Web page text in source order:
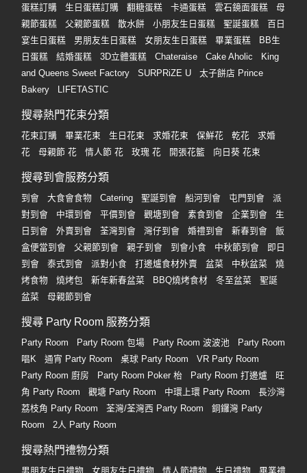
蛋糕訂購 生日蛋糕訂購 翻糖蛋糕 卡通蛋糕 雲石鏡面蛋糕
母
親節蛋糕
父親節蛋糕 散水餅 小朋友生日蛋糕 聖誕蛋糕
百日
宴生日蛋糕
男朋友生日蛋糕 女朋友生日蛋糕 畢業蛋糕
BB生
日蛋糕
結婚蛋糕 3D立體蛋糕 Chateraise Cake Aholic
King
and Queens Sweet Factory
SURPRiZE U
太子餅店 Prince
Bakery
LIFETASTIC
搜尋熱門花束分類
花束訂購 畢業花束 生日花束 求婚花束 保鮮花 乾花
求婚
花
母親節 花 情人節 花 玫瑰 花 開張花籃 向日葵 花束
搜尋到會服務分類
到會 大食會食物 Catering 聖誕到會 船河到會 屯門到會
派
對到會
中環到會 平價到會 觀塘到會 素食到會 企業到會
生
日到會
外賣到會 荃灣到會 灣仔到會 婚禮到會 新春到會
飯
盒便當到會
父親節到會 親子到會 到會小食 中秋節到會
即日
到會
泰式到會 派對小食 打邊爐食材外賣 盆菜 中秋盆菜
燒
烤食物
燒烤包 新年新春盆菜 BBQ燒烤食材 冬至盆菜
聖誕
盆菜
母親節到會
搜尋 Party Room 服務分類
Party Room Party Room 包場 Party Room 波波池
Party Room
唱K
通宵 Party Room 桌球 Party Room
VR Party Room
Party Room 廚房
Party Room Poker 枱 Party Room 打邊爐
旺
角 Party Room
觀塘 Party Room 中環上環 Party Room
長沙灣
荔枝角 Party Room
荃灣/荃灣西 Party Room
銅鑼灣 Party
Room
2人 Party Room
搜尋熱門禮物分類
男朋友生日禮物 女朋友生日禮物 情人節禮物 生日禮物 畢業禮